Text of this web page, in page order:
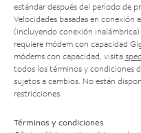
estándar después del período de
Velocidades basadas en conexión
(incluyendo conexión
requiere módem con capacidad
módems con capacidad, visita
todos los términos y condiciones
sujetos a cambios. No están
restricciones.
Términos y condiciones